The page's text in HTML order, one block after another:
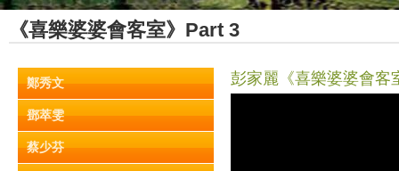
《喜樂婆婆會客室》Part 3
鄭秀文
鄧萃雯
蔡少芬
彭家麗《喜樂婆婆會客